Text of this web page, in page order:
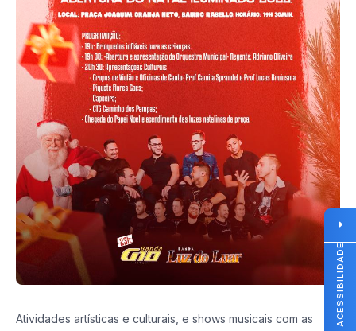
Atividades artísticas e culturais, e shows musicais com as
ACESSIBILIDADE